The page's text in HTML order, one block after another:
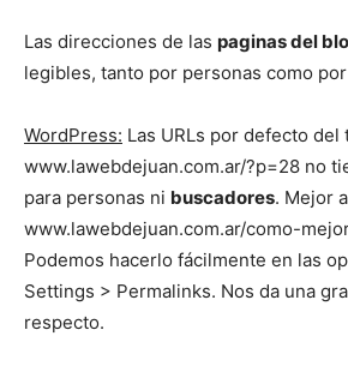
Las direcciones de las paginas del
legibles, tanto por personas como
WordPress: Las URLs por defecto del
www.lawebdejuan.com.ar/?p=28 no
para personas ni buscadores. Mejor
www.lawebdejuan.com.ar/como-
Podemos hacerlo fácilmente en las
Settings > Permalinks. Nos da una
respecto.